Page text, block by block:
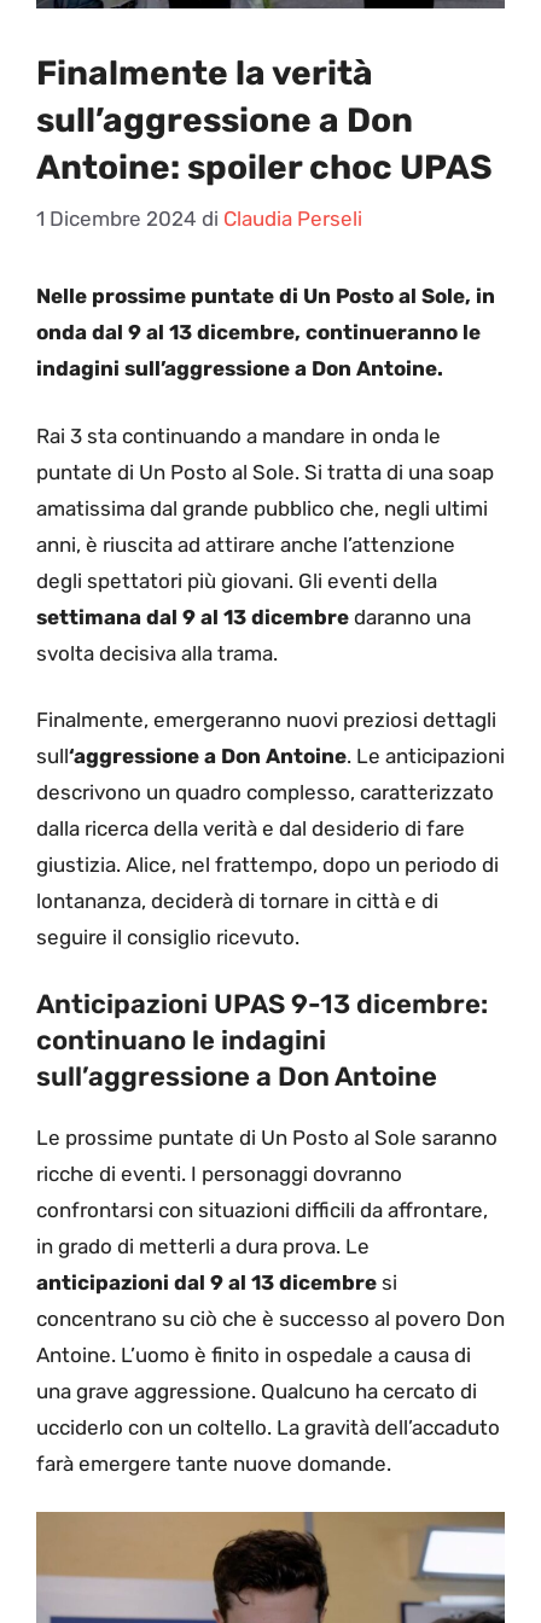
Finalmente la verità
sull’aggressione a Don
Antoine: spoiler choc UPAS
1 Dicembre 2024 di Claudia Perseli
Nelle prossime puntate di Un Posto al Sole, in
onda dal 9 al 13 dicembre, continueranno le
indagini sull’aggressione a Don Antoine.
Rai 3 sta continuando a mandare in onda le
puntate di Un Posto al Sole. Si tratta di una soap
amatissima dal grande pubblico che, negli ultimi
anni, è riuscita ad attirare anche l’attenzione
degli spettatori più giovani. Gli eventi della
settimana dal 9 al 13 dicembre daranno una
svolta decisiva alla trama.
Finalmente, emergeranno nuovi preziosi dettagli
sull‘aggressione a Don Antoine. Le anticipazioni
descrivono un quadro complesso, caratterizzato
dalla ricerca della verità e dal desiderio di fare
giustizia. Alice, nel frattempo, dopo un periodo di
lontananza, deciderà di tornare in città e di
seguire il consiglio ricevuto.
Anticipazioni UPAS 9-13 dicembre:
continuano le indagini
sull’aggressione a Don Antoine
Le prossime puntate di Un Posto al Sole saranno
ricche di eventi. I personaggi dovranno
confrontarsi con situazioni difficili da affrontare,
in grado di metterli a dura prova. Le
anticipazioni dal 9 al 13 dicembre si
concentrano su ciò che è successo al povero Don
Antoine. L’uomo è finito in ospedale a causa di
una grave aggressione. Qualcuno ha cercato di
ucciderlo con un coltello. La gravità dell’accaduto
farà emergere tante nuove domande.